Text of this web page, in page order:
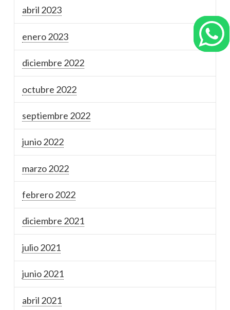
abril 2023
enero 2023
diciembre 2022
octubre 2022
septiembre 2022
junio 2022
marzo 2022
febrero 2022
diciembre 2021
julio 2021
junio 2021
abril 2021